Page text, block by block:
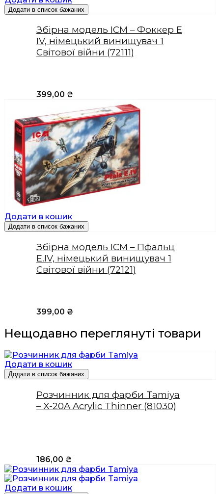
Додати в список бажаних
Збірна модель ICM – Фоккер Е
IV, німецький винищувач 1
Світової війни (72111)
399,00 ₴
Додати в кошик
Додати в список бажаних
Збірна модель ICM – Пфальц
Е.IV, німецький винищувач 1
Світової війни (72121)
399,00 ₴
Нещодавно переглянуті товари
Додати в кошик
Додати в список бажаних
Розчинник для фарби Tamiya
– X-20A Acrylic Thinner (81030)
186,00 ₴
Додати в кошик